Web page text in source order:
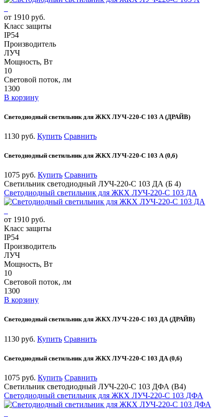
от 1910 руб.
Класс защиты
IP54
Производитель
ЛУЧ
Мощность, Вт
10
Световой поток, лм
1300
В корзину
Светодиодный светильник для ЖКХ ЛУЧ-220-С 103 А (ДРАЙВ)
1130 руб. Купить Сравнить
Светодиодный светильник для ЖКХ ЛУЧ-220-С 103 А (0,6)
1075 руб. Купить Сравнить
Светильник светодиодный ЛУЧ-220-С 103 ДА (Б 4)
Светодиодный светильник для ЖКХ ЛУЧ-220-С 103 ДА
от 1910 руб.
Класс защиты
IP54
Производитель
ЛУЧ
Мощность, Вт
10
Световой поток, лм
1300
В корзину
Светодиодный светильник для ЖКХ ЛУЧ-220-С 103 ДА (ДРАЙВ)
1130 руб. Купить Сравнить
Светодиодный светильник для ЖКХ ЛУЧ-220-С 103 ДА (0,6)
1075 руб. Купить Сравнить
Светильник светодиодный ЛУЧ-220-С 103 ДФА (В4)
Светодиодный светильник для ЖКХ ЛУЧ-220-С 103 ДФА